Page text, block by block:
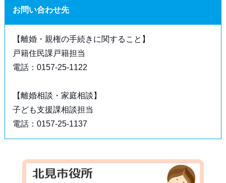
お問い合わせ先
【離婚・親権の手続きに関すること】
戸籍住民課戸籍担当
電話：0157-25-1122
【離婚相談・家庭相談】
子ども支援課相談担当
電話：0157-25-1137